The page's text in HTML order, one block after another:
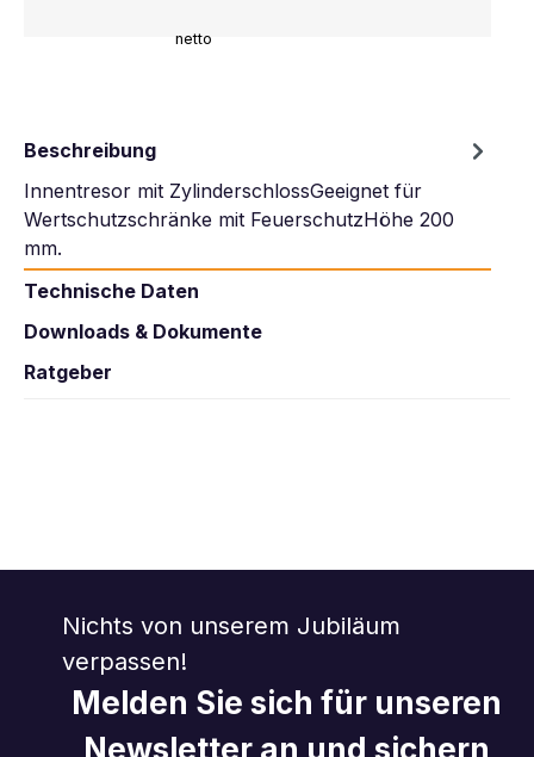
netto
Beschreibung
Innentresor mit ZylinderschlossGeeignet für
Wertschutzschränke mit FeuerschutzHöhe 200
mm.
Technische Daten
Downloads & Dokumente
Ratgeber
Nichts von unserem Jubiläum
verpassen!
Melden Sie sich für unseren
Newsletter an und sichern